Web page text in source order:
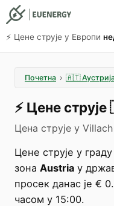
⚡️ Цене струје у Европи
Почетна › 🇦🇹
⚡️ Цене струје
Цена струје у
Цене струје у граду
зона Austria у
просек данас је €
часом у 15:00.